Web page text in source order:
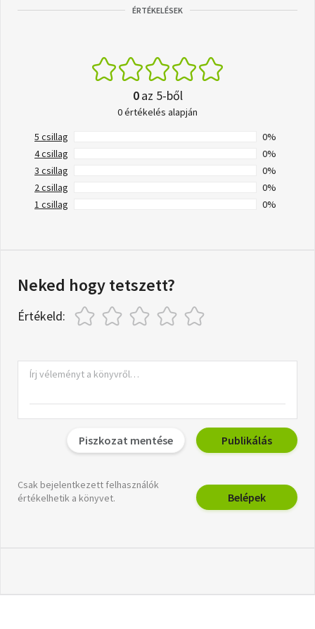
ÉRTÉKELÉSEK
0az 5-ből
0 értékelés alapján
5 csillag
0%
4 csillag
0%
3 csillag
0%
2 csillag
0%
1 csillag
0%
Neked hogy tetszett?
Értékeld:
Piszkozat mentése Publikálás
Csak bejelentkezett felhasználók
értékelhetik a könyvet.
Belépek